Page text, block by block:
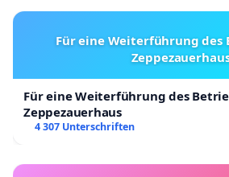
Für eine Weiterführung des
Für eine Weiterführung des
Zeppezauerhaus
4 307 Unterschriften